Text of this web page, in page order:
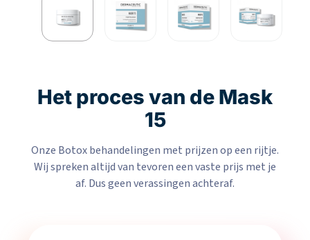
Het proces van de Mask
15
Onze Botox behandelingen met prijzen op een rijtje.
Wij spreken altijd van tevoren een vaste prijs met je
af. Dus geen verassingen achteraf.